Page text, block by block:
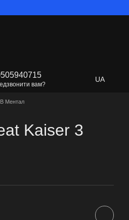
вам?
UA
Ментал
Kaiser 3